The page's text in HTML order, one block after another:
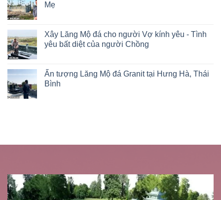
Mẹ
Xây Lăng Mộ đá cho người Vợ kính yêu - Tình
yêu bất diệt của người Chồng
Ấn tượng Lăng Mộ đá Granit tại Hưng Hà, Thái
Bình